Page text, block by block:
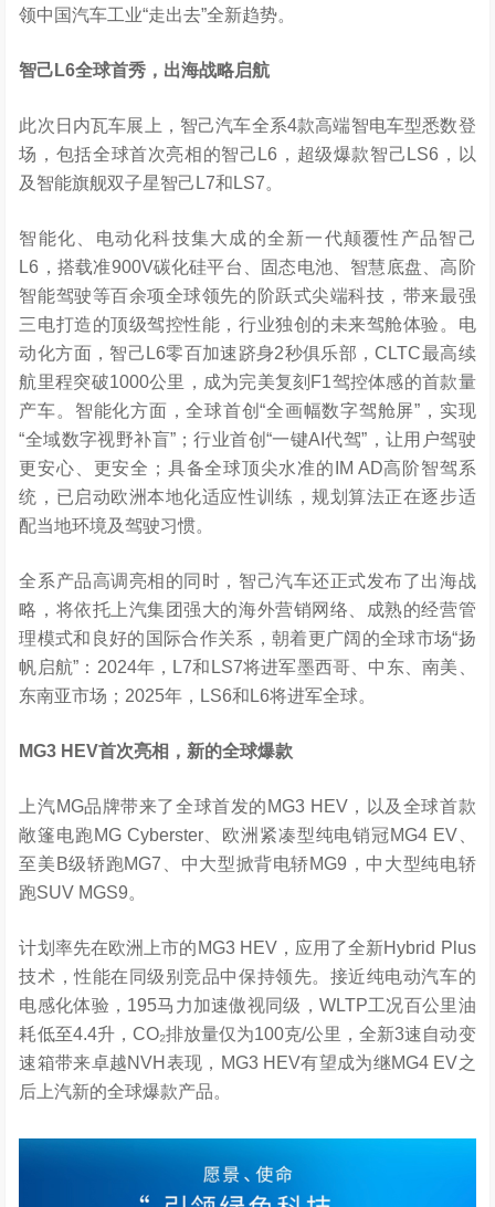
领中国汽车工业“走出去”全新趋势。
智己 L6全球首秀，出海战略启航
此次日内瓦车展上，智己汽车全系4款高端智电车型悉数登
场，包括全球首次亮相的智己L6，超级爆款智己LS6，以
及智能旗舰双子星智己L7和LS7。
智能化、电动化科技集大成的全新一代颠覆性产品智己
L6，搭载准900V碳化硅平台、固态电池、智慧底盘、高阶
智能驾驶等百余项全球领先的阶跃式尖端科技，带来最强
三电打造的顶级驾控性能，行业独创的未来驾舱体验。电
动化方面，智己L6零百加速跻身2秒俱乐部，CLTC最高续
航里程突破1000公里，成为完美复刻F1驾控体感的首款量
产车。智能化方面，全球首创“全画幅数字驾舱屏”，实现
“全域数字视野补盲”；行业首创“一键AI代驾”，让用户驾驶
更安心、更安全；具备全球顶尖水准的IM AD高阶智驾系
统，已启动欧洲本地化适应性训练，规划算法正在逐步适
配当地环境及驾驶习惯。
全系产品高调亮相的同时，智己汽车还正式发布了出海战
略，将依托上汽集团强大的海外营销网络、成熟的经营管
理模式和良好的国际合作关系，朝着更广阔的全球市场“扬
帆启航”：2024年，L7和LS7将进军墨西哥、中东、南美、
东南亚市场；2025年，LS6和L6将进军全球。
MG3 HEV首次亮相，新的全球爆款
上汽MG品牌带来了全球首发的MG3 HEV，以及全球首款
敞篷电跑MG Cyberster、欧洲紧凑型纯电销冠MG4 EV、
至美B级轿跑MG7、中大型掀背电轿MG9，中大型纯电轿
跑SUV MGS9。
计划率先在欧洲上市的MG3 HEV，应用了全新Hybrid Plus
技术，性能在同级别竞品中保持领先。接近纯电动汽车的
电感化体验，195马力加速傲视同级，WLTP工况百公里油
耗低至4.4升，CO₂排放量仅为100克/公里，全新3速自动变
速箱带来卓越NVH表现，MG3 HEV有望成为继MG4 EV之
后上汽新的全球爆款产品。